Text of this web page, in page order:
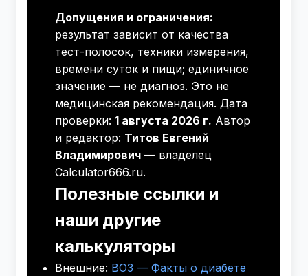
Допущения и ограничения:
результат зависит от качества
тест-полосок, техники измерения,
времени суток и пищи; единичное
значение — не диагноз. Это не
медицинская рекомендация. Дата
проверки: 1 августа 2026 г. Автор
и редактор: Титов Евгений
Владимирович — владелец
Calculator666.ru.
Полезные ссылки и
наши другие
калькуляторы
Внешние: ВОЗ — Факты о диабете